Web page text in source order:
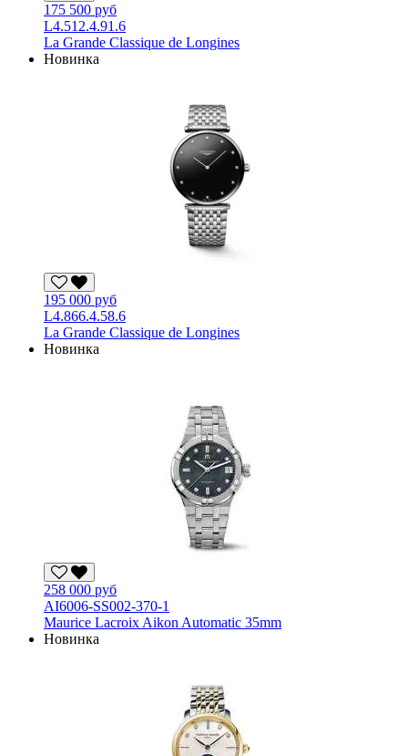
175 500 руб
L4.512.4.91.6
La Grande Classique de Longines
Новинка
195 000 руб
L4.866.4.58.6
La Grande Classique de Longines
Новинка
258 000 руб
AI6006-SS002-370-1
Maurice Lacroix Aikon Automatic 35mm
Новинка